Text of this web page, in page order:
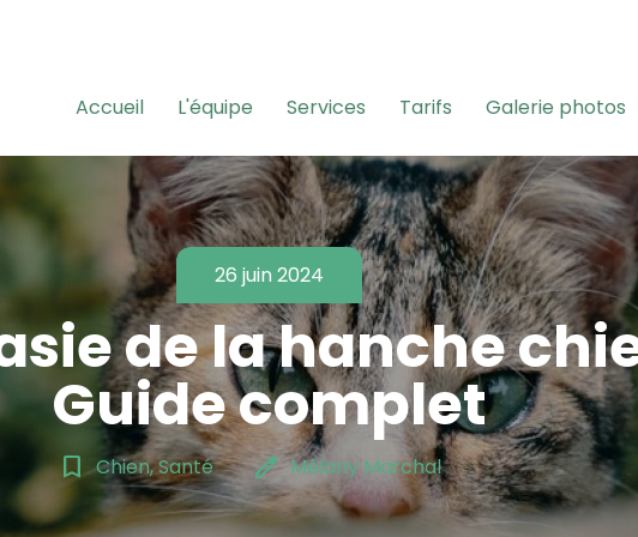
Accueil L'équipe Services Tarifs Galerie photos
26 juin 2024
de la hanche
Guide complet
bookmark_border Chien, Santé edit Mélany Marchal